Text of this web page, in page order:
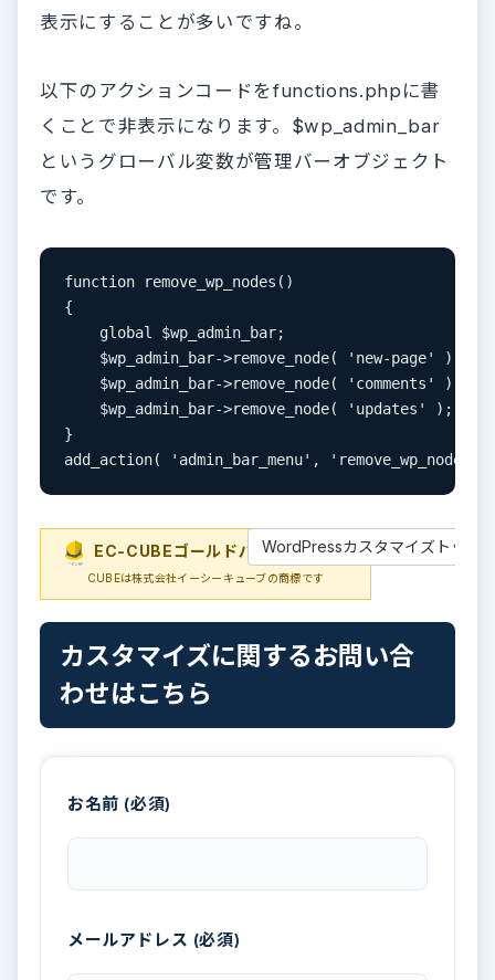
表示にすることが多いですね。
以下のアクションコードをfunctions.phpに書
くことで非表示になります。$wp_admin_bar
というグローバル変数が管理バーオブジェクト
です。
function remove_wp_nodes()
{
    global $wp_admin_bar;
$wp_admin_bar->remove_node( 'new-page' ); //
$wp_admin_bar->remove_node( 'comments' ); //
$wp_admin_bar->remove_node( 'updates' ); //更
}
add_action( 'admin_bar_menu',
EC-CUBEゴールドパートナーEC-
CUBEは株式会社イーシーキューブの商標です
WordPressカスタマイズトップ
カスタマイズに関するお問い合
わせはこちら
お名前 (必須)
メールアドレス (必須)